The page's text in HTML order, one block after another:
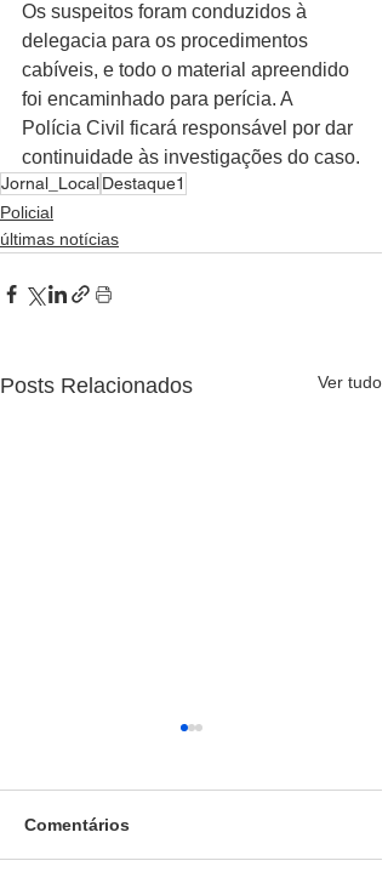
Os suspeitos foram conduzidos à
delegacia para os procedimentos
cabíveis, e todo o material apreendido
foi encaminhado para perícia. A
Polícia Civil ficará responsável por dar
continuidade às investigações do caso.
Jornal_LocalDestaque1
Policial
últimas notícias
Posts Relacionados Ver tudo
Comentários